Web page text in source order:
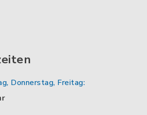
Donnerstag, Freitag: